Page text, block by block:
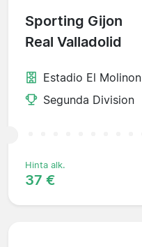
Sporting Gijon
Real Valladolid
Estadio El Molinon
Segunda Division
Hinta alk.
37 €